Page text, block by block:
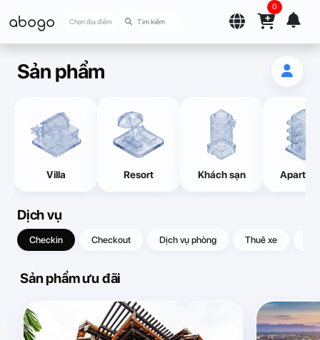
abogo Chọn địa điểm
0
Sản phẩm
Villa Resort Khách sạn
Dịch vụ
Checkin Checkout Dịch vụ phòng Thuê xe
Sản phẩm ưu đãi